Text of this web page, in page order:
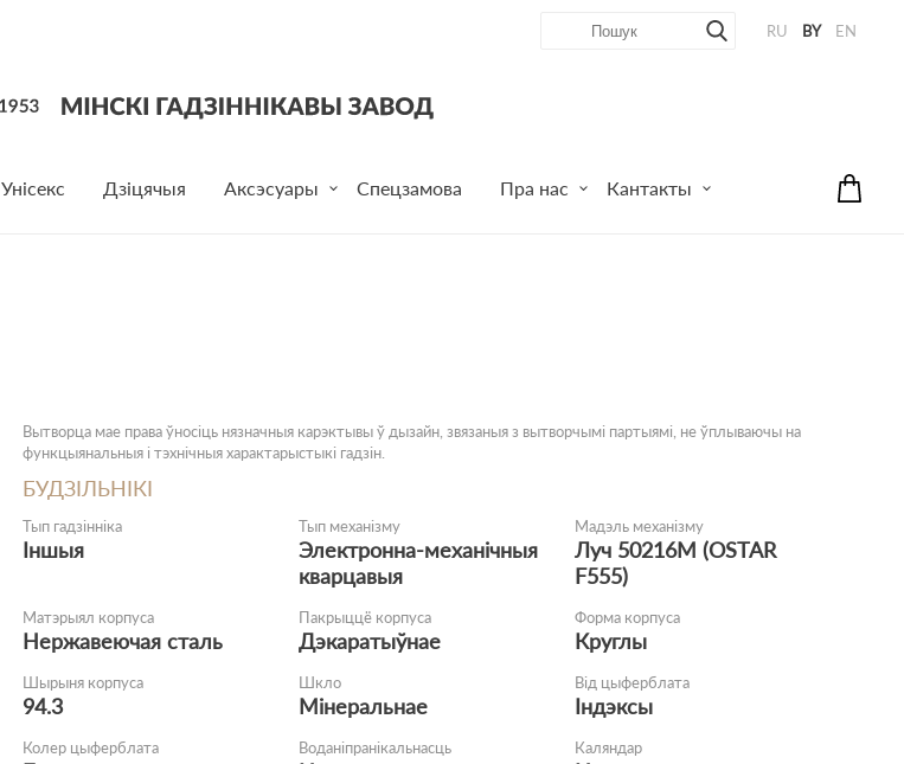
RU BY EN
Унісекс Дзіцячыя Аксэсуары Спецзамова Пра нас Кантакты
Вытворца мае права ўносіць нязначныя карэктывы ў дызайн, звязаныя з вытворчымі партыямі, не ўплываючы на
функцыянальныя і тэхнічныя характарыстыкі гадзін.
БУДЗІЛЬНІКІ
Тып гадзінніка
Іншыя
Тып механізму
Электронна-механічныя
кварцавыя
Мадэль механізму
Луч 50216М (OSTAR
F555)
Матэрыял корпуса
Нержавеючая сталь
Пакрыццё корпуса
Дэкаратыўнае
Форма корпуса
Круглы
Шырыня корпуса
94.3
Шкло
Мінеральнае
Від цыферблата
Індэксы
Колер цыферблата Воданіпранікальнасць Каляндар